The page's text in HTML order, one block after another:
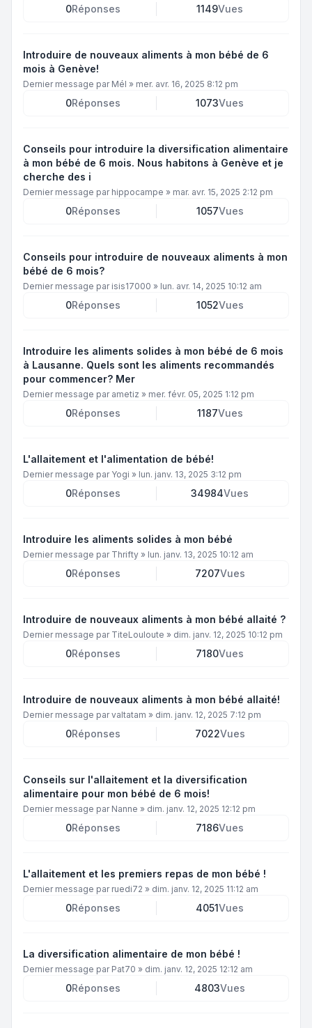
0Réponses 1149Vues
Introduire de nouveaux aliments à mon bébé de 6
mois à Genève!
Dernier message par Mél » mer. avr. 16, 2025 8:12 pm
0Réponses 1073Vues
Conseils pour introduire la diversification alimentaire
à mon bébé de 6 mois. Nous habitons à Genève et je
cherche des i
Dernier message par hippocampe » mar. avr. 15, 2025 2:12 pm
0Réponses 1057Vues
Conseils pour introduire de nouveaux aliments à mon
bébé de 6 mois?
Dernier message par isis17000 » lun. avr. 14, 2025 10:12 am
0Réponses 1052Vues
Introduire les aliments solides à mon bébé de 6 mois
à Lausanne. Quels sont les aliments recommandés
pour commencer? Mer
Dernier message par ametiz » mer. févr. 05, 2025 1:12 pm
0Réponses 1187Vues
L'allaitement et l'alimentation de bébé!
Dernier message par Yogi » lun. janv. 13, 2025 3:12 pm
0Réponses 34984Vues
Introduire les aliments solides à mon bébé
Dernier message par Thrifty » lun. janv. 13, 2025 10:12 am
0Réponses 7207Vues
Introduire de nouveaux aliments à mon bébé allaité ?
Dernier message par TiteLouloute » dim. janv. 12, 2025 10:12 pm
0Réponses 7180Vues
Introduire de nouveaux aliments à mon bébé allaité!
Dernier message parvaltatam » dim. janv. 12, 2025 7:12 pm
0Réponses 7022Vues
Conseils sur l'allaitement et la diversification
alimentaire pour mon bébé de 6 mois!
Dernier message par Nanne » dim. janv. 12, 2025 12:12 pm
0Réponses 7186Vues
L'allaitement et les premiers repas de mon bébé !
Dernier message par ruedi72 » dim. janv. 12, 2025 11:12 am
0Réponses 4051Vues
La diversification alimentaire de mon bébé !
Dernier message par Pat70 » dim. janv. 12, 2025 12:12 am
0Réponses 4803Vues